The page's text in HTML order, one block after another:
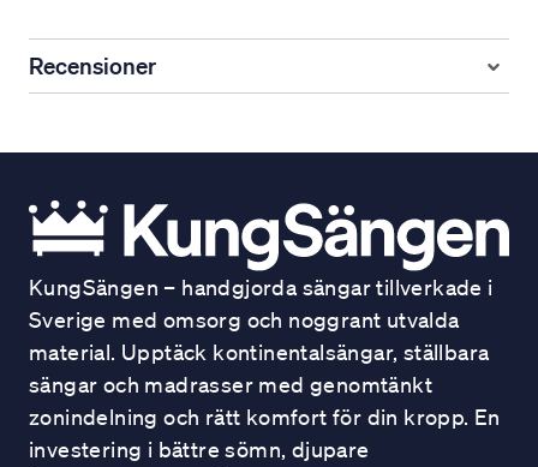
Recensioner
KungSängen – handgjorda sängar tillverkade i
Sverige med omsorg och noggrant utvalda
material. Upptäck kontinentalsängar, ställbara
sängar och madrasser med genomtänkt
zonindelning och rätt komfort för din kropp. En
investering i bättre sömn, djupare